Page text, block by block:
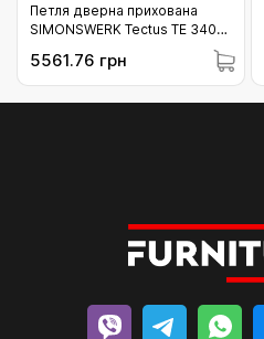
Петля дверна прихована
SIMONSWERK Tectus TE 340
3D золото матове 80 кг (01-
340_047)
5561.76 грн